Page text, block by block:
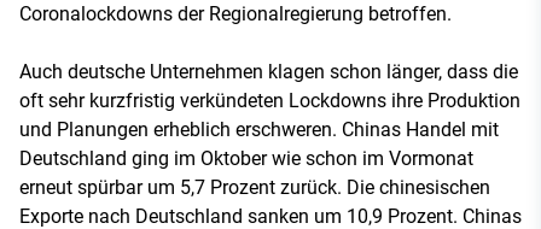
Coronalockdowns der Regionalregierung betroffen.
Auch deutsche Unternehmen klagen schon länger, dass die
oft sehr kurzfristig verkündeten Lockdowns ihre Produktion
und Planungen erheblich erschweren. Chinas Handel mit
Deutschland ging im Oktober wie schon im Vormonat
erneut spürbar um 5,7 Prozent zurück. Die chinesischen
Exporte nach Deutschland sanken um 10,9 Prozent. Chinas